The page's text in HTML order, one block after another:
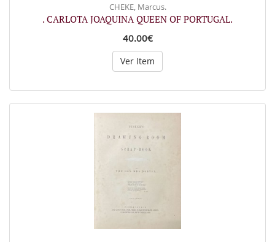
CHEKE, Marcus.
. CARLOTA JOAQUINA QUEEN OF PORTUGAL.
40.00€
Ver Item